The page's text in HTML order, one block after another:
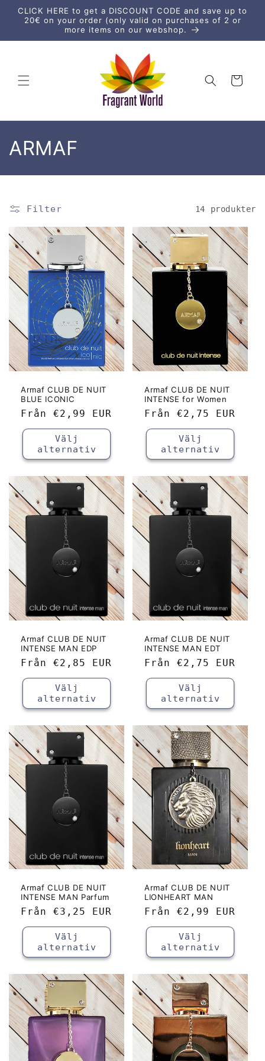
vidare
till
CLICK HERE to get a DISCOUNT CODE and save up to
20€ on your order (only valid on purchases of 2 or
more items on our webshop.
Varukorg
P
r
d
u
k
t
s
e
r
ARMAF
Filter 14 produkter
Armaf CLUB DE NUIT
BLUE ICONIC
Ordinarie
pris
Från €2,99 EUR
Välj
alternativ
Armaf CLUB DE NUIT
INTENSE for Women
Ordinarie
pris
Från €2,75 EUR
Välj
alternativ
Armaf CLUB DE NUIT
INTENSE MAN EDP
Ordinarie
pris
Från €2,85 EUR
Välj
alternativ
Armaf CLUB DE NUIT
INTENSE MAN EDT
Ordinarie
pris
Från €2,75 EUR
Välj
alternativ
Armaf CLUB DE NUIT
INTENSE MAN Parfum
Ordinarie
pris
Från €3,25 EUR
Välj
alternativ
Armaf CLUB DE NUIT
LIONHEART MAN
Ordinarie
pris
Från €2,99 EUR
Välj
alternativ